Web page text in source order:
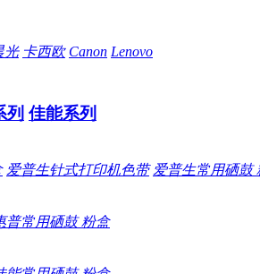
光 卡西欧 Canon Lenovo
列 佳能系列
爱普生针式打印机色带 爱普生常用硒鼓
普常用硒鼓 粉盒